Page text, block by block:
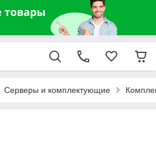
Серверы и комплектующие